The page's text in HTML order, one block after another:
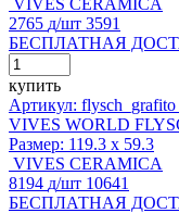
2765 д/шт 3591
БЕСПЛАТНАЯ
купить
Артикул:
VIVES WORLD
Размер: 119.3 x 59.3
VIVES CERAMICA
8194 д/шт 10641
БЕСПЛАТНАЯ